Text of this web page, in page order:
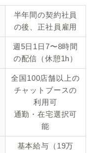
半年間の契約社員
の後、正社員雇用
週5日1日7〜8時間
の配信（休憩1h）
全国100店舗以上の
チャットブースの
利用可
通勤・在宅選択可
能
基本給与（19万